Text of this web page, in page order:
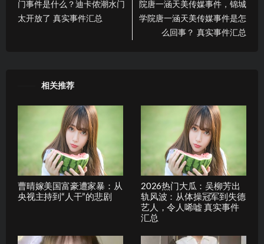
门事件是什么？迪卡侬潮水门
太开放了 真实事件汇总
院唐一涵天美传媒事件，锦城
学院唐一涵天美传媒事件是怎
么回事？ 真实事件汇总
相关推荐
曹晴嫁美国富豪遭家暴：从
央视主持到“人干”的悲剧
2026热门大瓜：吴柳芳出
轨风波：从体操冠军到失德
艺人，令人唏嘘 真实事件
汇总